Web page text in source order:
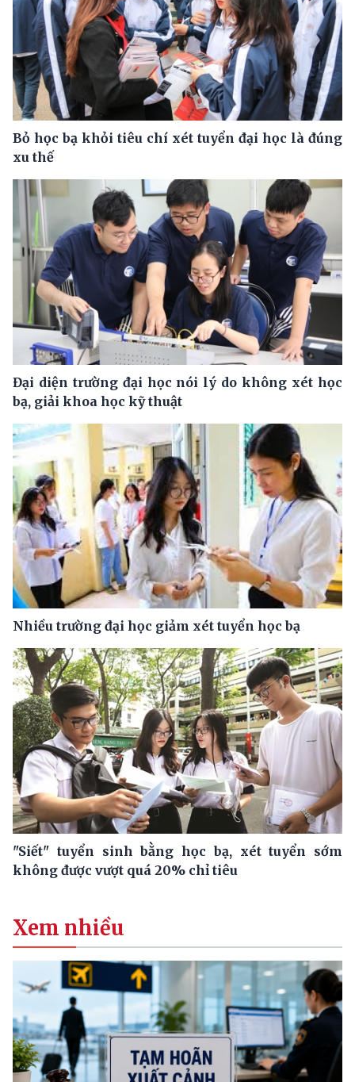
Bỏ học bạ khỏi tiêu chí xét tuyển đại học là đúng
xu thế
Đại diện trường đại học nói lý do không xét học
bạ, giải khoa học kỹ thuật
Nhiều trường đại học giảm xét tuyển học bạ
"Siết" tuyển sinh bằng học bạ, xét tuyển sớm
không được vượt quá 20% chỉ tiêu
Xem nhiều